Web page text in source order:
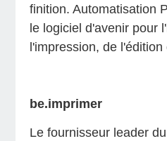
finition. Automatisation
le logiciel d'avenir pour
l'impression, de
be.imprimer
Le fournisseur leader